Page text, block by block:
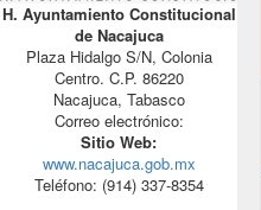
H. Ayuntamiento Constitucional
de Nacajuca
Plaza Hidalgo S/N, Colonia
Centro. C.P. 86220
Nacajuca, Tabasco
Correo electrónico:
Sitio Web:
www.nacajuca.gob.mx
Teléfono: (914) 337-8354